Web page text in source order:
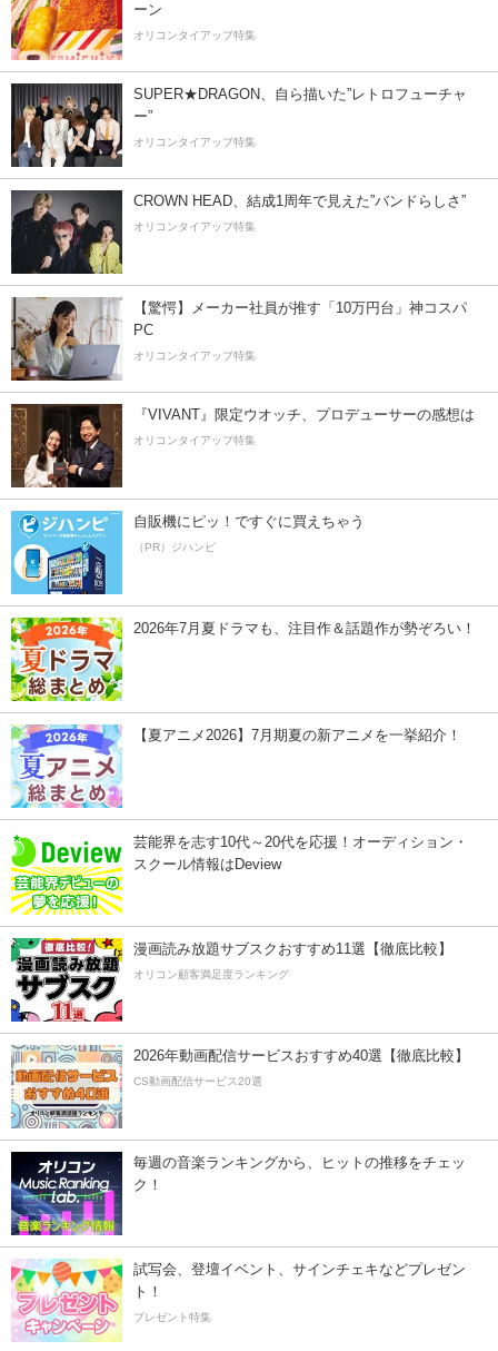
ーン
オリコンタイアップ特集
SUPER★DRAGON、自ら描いた”レトロフューチャ
ー”
オリコンタイアップ特集
CROWN HEAD、結成1周年で見えた”バンドらしさ”
オリコンタイアップ特集
【驚愕】メーカー社員が推す「10万円台」神コスパ
PC
オリコンタイアップ特集
『VIVANT』限定ウオッチ、プロデューサーの感想は
オリコンタイアップ特集
自販機にピッ！ですぐに買えちゃう
（PR）ジハンピ
2026年7月夏ドラマも、注目作＆話題作が勢ぞろい！
【夏アニメ2026】7月期夏の新アニメを一挙紹介！
芸能界を志す10代～20代を応援！オーディション・
スクール情報はDeview
漫画読み放題サブスクおすすめ11選【徹底比較】
オリコン顧客満足度ランキング
2026年動画配信サービスおすすめ40選【徹底比較】
CS動画配信サービス20選
毎週の音楽ランキングから、ヒットの推移をチェッ
ク！
試写会、登壇イベント、サインチェキなどプレゼン
ト！
プレゼント特集